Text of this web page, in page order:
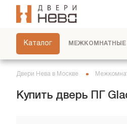
Каталог
СКРЫТЫЕ ДВЕРИ
МЕЖКОМНАТНЫЕ
Двери Нева в Москве
Купить дверь ПГ